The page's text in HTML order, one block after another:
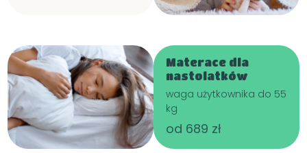
Materace dla
nastolatków
waga użytkownika do 55
kg
od 689 zł